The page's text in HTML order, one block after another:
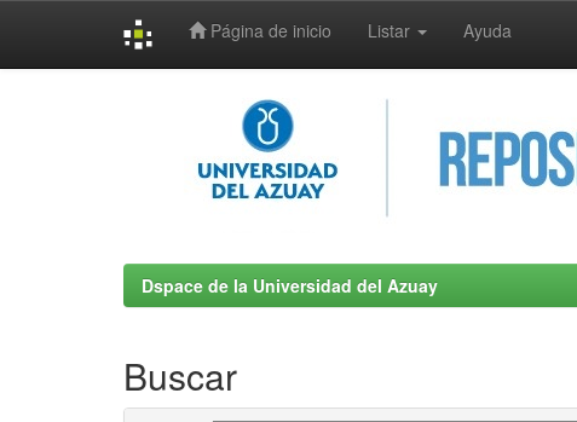
Página de inicio Listar Ayuda
Dspace de la Universidad del Azuay
Buscar